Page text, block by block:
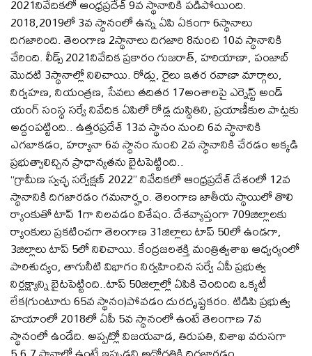
2018,2019లో 3వ స్థానంలో ఉన్న ఏపి ఏకంగా 6స్థానాలు
దిగజారింది. తెలంగాణ 2స్థానాలు దిగజారి 8నుంచి 10వ స్థానానికి
చేరింది. లీడ్స్ 2021నివేదిక ప్రకారం గుజరాత్, హరియాణా, పంజాబ్
మొదటి 3స్థానాల్లో నిలిచాయి. రోడ్లు, రైలు ఇతర రవాణా మార్గాలు,
నిర్వహణ, నియంత్రణ, సేవలు తదితర 17అంశాలపై ఎర్నెస్ట్ అండ్
యంగ్ సంస్థ సర్వే నివేదిక ఏపిలో రోడ్ల దుస్థితిని, ప్రయాణీకుల పాట్లకు
అద్దంపట్టింది.. ఉత్తరప్రదేశ్ 13వ స్థానం నుంచి 6వ స్థానానికి
ఎగబాకడం, హర్యానా 6వ స్థానం నుంచి 2వ స్థానానికి చేరడం అక్కడి
ప్రభుత్వాలిచ్చిన ప్రాధాన్యతను బైటపెట్టింది..
‘‘గ్రామీణ స్వచ్ఛ సర్వేక్షణ్ 2022’’ నివేదికలో ఆంధ్రప్రదేశ్ దేశంలో 12వ
స్థానానికి దిగజారడం గమనార్హం. తెలంగాణ జాతీయ స్థాయిలో తొలి
ర్యాంకుతో టాప్ 1గా నిలవడం విశేషం. దేశవ్యాప్తంగా 709జిల్లాలకు
ర్యాంకులు ప్రకటించగా తెలంగాణ 31జిల్లాలు టాప్ 50లో ఉండగా,
3జిల్లాలు టాప్ 5లో నిలిచాయి. కేంద్రజలశక్తి మంత్రిత్వశాఖ ఆధ్వర్యంలో
పారిశుద్యం, తాగునీటి విభాగం నిర్వహించిన సర్వే ఏపీ ప్రభుత్వ
నిర్లక్ష్యాన్ని బైటపెట్టింది..టాప్ 50జిల్లాల్లో ఏపికి చెందింది ఒక్కటీ
లేక(గుంటూరు 65వ స్థానం)పోవడం దురదృష్టకరం. టిడిపి ప్రభుత్వ
హయాంలో 2018లో ఏపీ 5వ స్థానంలో ఉంటే తెలంగాణ 7వ
స్థానంలో ఉండేది. అప్పట్లో విజయవాడ, తిరుపతి, విశాఖ వరుసగా